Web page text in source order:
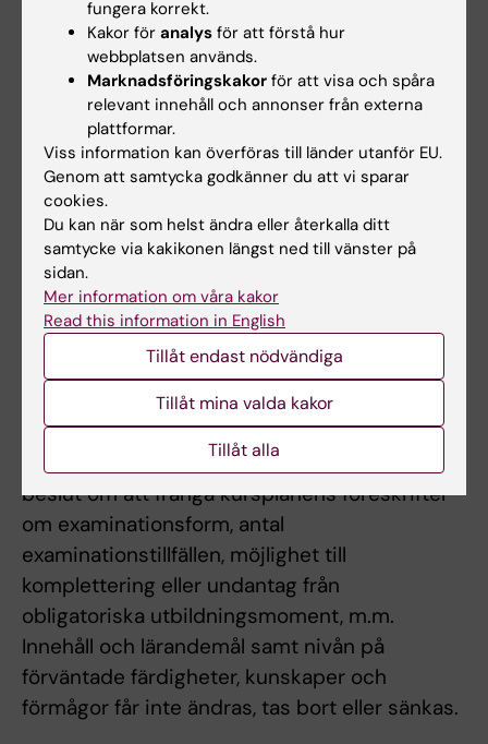
patientsäkerheten eller patienternas
förtroende för sjukvården riskeras. När
VFU/motsvarande avbryts på detta sätt
innebär det att studenten underkänns på
aktuellt moment och att ett
examinationstillfälle är förverkat. I sådana fall
ska en individuell handlingsplan upprättas, där
det framgår vilka aktiviteter och
kunskapskontroller som krävs innan
studenten ges möjlighet till VFU/motsvarande
på denna kurs. Kunskapskontroller inom
handlingsplan begränsas till tre tillfällen.
Om det föreligger särskilda skäl, eller behov av
anpassning för student med
funktionsnedsättning får examinator fatta
beslut om att frångå kursplanens föreskrifter
om examinationsform, antal
examinationstillfällen, möjlighet till
komplettering eller undantag från
obligatoriska utbildningsmoment, m.m.
Innehåll och lärandemål samt nivån på
förväntade färdigheter, kunskaper och
förmågor får inte ändras, tas bort eller sänkas.
fungera korrekt.
Kakor för analys för att förstå hur
webbplatsen används.
Marknadsföringskakor för att visa och spåra
relevant innehåll och annonser från externa
plattformar.
Viss information kan överföras till länder utanför EU.
Genom att samtycka godkänner du att vi sparar
cookies.
Du kan när som helst ändra eller återkalla ditt
samtycke via kakikonen längst ned till vänster på
sidan.
Mer information om våra kakor
Read this information in English
Tillåt endast nödvändiga
Tillåt mina valda kakor
Tillåt alla